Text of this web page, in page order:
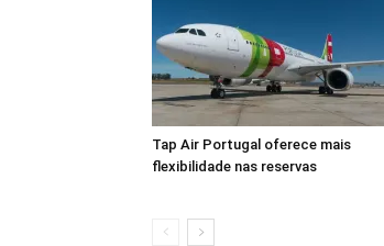
Tap Air Portugal oferece mais
flexibilidade nas reservas